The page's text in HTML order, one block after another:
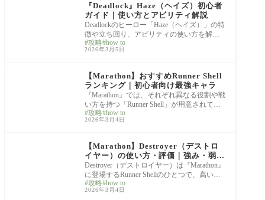
『Deadlock』Haze（ヘイズ）初心者
ガイド｜使い方とアビリティ解説
Deadlockのヒーロー「Haze（ヘイズ）」の特
徴や立ち回り、アビリティの使い方を解説
します。 Hazeはステルスによる奇襲と高い
継続火力
攻略 how to
2026年3月5日
【Marathon】おすすめRunner Shell
ランキング｜初心者向け最強キャラ
『Marathon』では、それぞれ異なる役割や戦
い方を持つ「Runner Shell」が用意されてお
り、どのシェルを選ぶかによって立ち回り
や戦術が
攻略 how to
2026年3月4日
【Marathon】Destroyer（デストロ
イヤー）の使い方・評価｜強み・弱み
と立ち回り解説
Destroyer（デストロイヤー）は『Marathon』
に登場するRunner Shellのひとつで、高い耐
久力と継続火力を兼ね備えた前線特化型の
シェルです
攻略 how to
2026年3月4日